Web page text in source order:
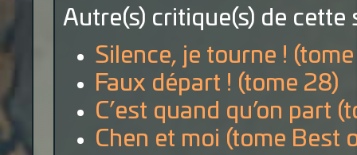
Autre(s) critique(s) de cette
Silence, je tourne !
Faux départ ! (tome 28)
C’est quand qu’on part
Chen et moi (tome Best